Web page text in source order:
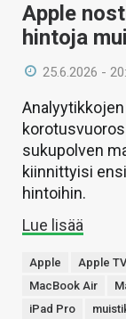
HAKU
Apple
hintoja
25.6.2026 -
sukupolven
kiinnittyisi
hintoihin.
Lue lisää
Apple Apple
MacBook Air
iPad Pro